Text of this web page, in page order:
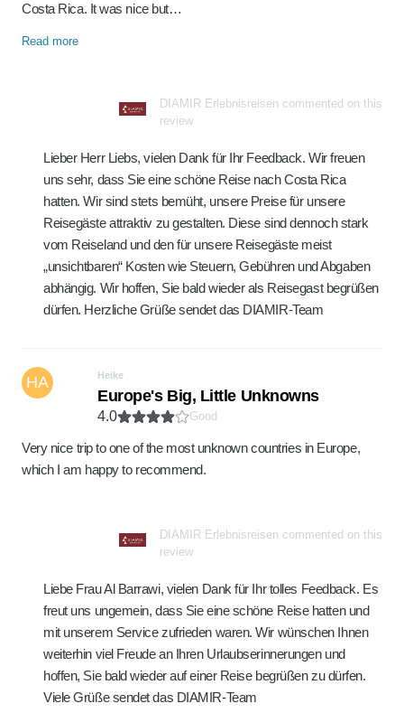
Costa Rica. It was nice but…
Read more
DIAMIR Erlebnisreisen commented on this
review
Lieber Herr Liebs, vielen Dank für Ihr Feedback. Wir freuen
uns sehr, dass Sie eine schöne Reise nach Costa Rica
hatten. Wir sind stets bemüht, unsere Preise für unsere
Reisegäste attraktiv zu gestalten. Diese sind dennoch stark
vom Reiseland und den für unsere Reisegäste meist
„unsichtbaren“ Kosten wie Steuern, Gebühren und Abgaben
abhängig. Wir hoffen, Sie bald wieder als Reisegast begrüßen
dürfen. Herzliche Grüße sendet das DIAMIR-Team
HA Heike
Europe's Big, Little Unknowns
4.0 Good
Very nice trip to one of the most unknown countries in Europe,
which I am happy to recommend.
DIAMIR Erlebnisreisen commented on this
review
Liebe Frau Al Barrawi, vielen Dank für Ihr tolles Feedback. Es
freut uns ungemein, dass Sie eine schöne Reise hatten und
mit unserem Service zufrieden waren. Wir wünschen Ihnen
weiterhin viel Freude an Ihren Urlaubserinnerungen und
hoffen, Sie bald wieder auf einer Reise begrüßen zu dürfen.
Viele Grüße sendet das DIAMIR-Team